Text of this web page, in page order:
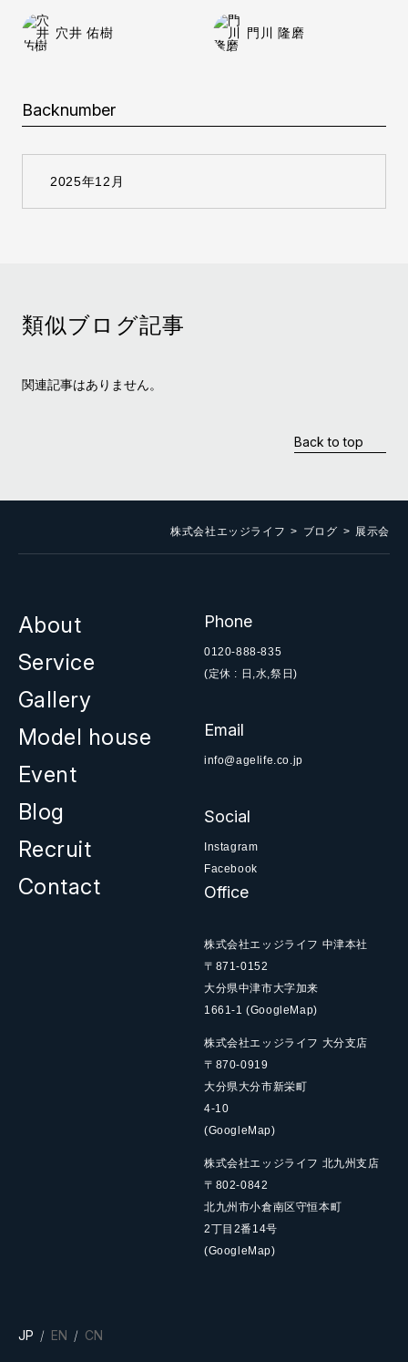
穴井 佑樹 門川 隆磨
Backnumber
類似ブログ記事
関連記事はありません。
Back to top
株式会社エッジライフ ブログ 展示会
About
Service
Gallery
Model house
Event
Blog
Recruit
Contact
Phone
0120-888-835
(定休 : 日,水,祭日)
Email
info@agelife.co.jp
Social
Instagram
Facebook
Office
株式会社エッジライフ 中津本社
〒871-0152
大分県中津市大字加来
1661-1(GoogleMap)
株式会社エッジライフ 大分支店
〒870-0919
大分県大分市新栄町
4-10
(GoogleMap)
株式会社エッジライフ 北九州支店
〒802-0842
北九州市小倉南区守恒本町
2丁目2番14号
(GoogleMap)
JP EN CN